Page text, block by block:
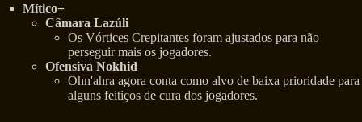
Mítico+
Câmara Lazúli
Os Vórtices Crepitantes foram ajustados para não
perseguir mais os jogadores.
Ofensiva Nokhid
Ohn'ahra agora conta como alvo de baixa prioridade para
alguns feitiços de cura dos jogadores.